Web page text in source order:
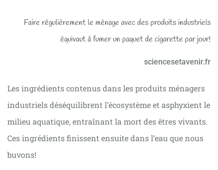
Faire régulièrement le ménage avec des produits industriels
équivaut à fumer un paquet de cigarette par jour!
sciencesetavenir.fr
Les ingrédients contenus dans les produits ménagers
industriels déséquilibrent l’écosystème et asphyxient le
milieu aquatique, entraînant la mort des êtres vivants.
Ces ingrédients finissent ensuite dans l’eau que nous
buvons!